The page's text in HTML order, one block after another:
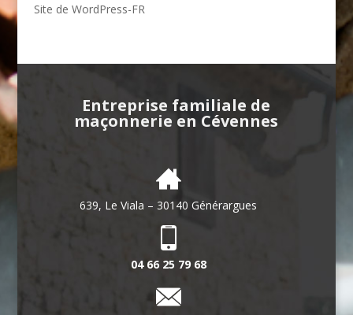
Site de WordPress-FR
Entreprise familiale de
maçonnerie en Cévennes
639, Le Viala – 30140 Générargues
04 66 25 79 68